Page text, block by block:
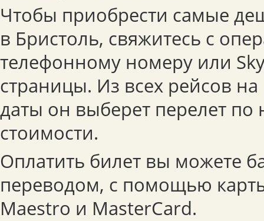
Чтобы приобрести самые
в Бристоль, свяжитесь с
телефонному номеру или
страницы. Из всех рейсов
даты он выберет перелет по
стоимости.
Оплатить билет вы можете
переводом, с помощью
Maestro и MasterCard.